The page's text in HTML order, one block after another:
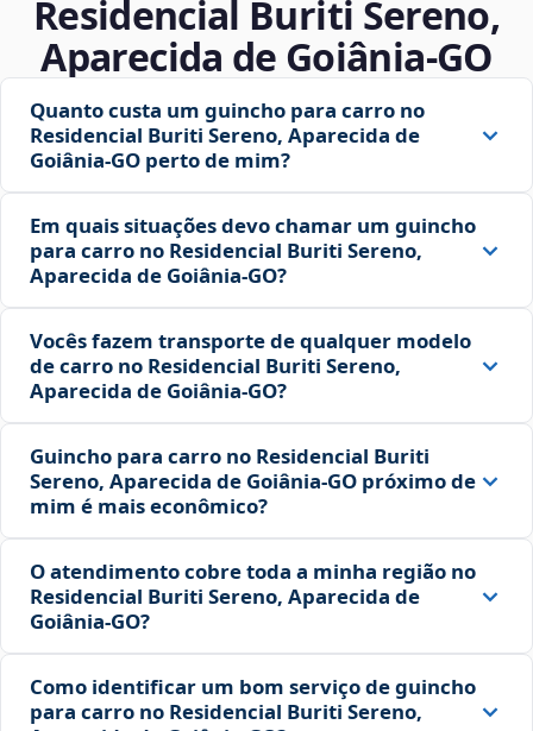
Residencial Buriti Sereno,
Aparecida de Goiânia‑GO
Quanto custa um guincho para carro no
Residencial Buriti Sereno, Aparecida de
Goiânia‑GO perto de mim?
Em quais situações devo chamar um guincho
para carro no Residencial Buriti Sereno,
Aparecida de Goiânia‑GO?
Vocês fazem transporte de qualquer modelo
de carro no Residencial Buriti Sereno,
Aparecida de Goiânia‑GO?
Guincho para carro no Residencial Buriti
Sereno, Aparecida de Goiânia‑GO próximo de
mim é mais econômico?
O atendimento cobre toda a minha região no
Residencial Buriti Sereno, Aparecida de
Goiânia‑GO?
Como identificar um bom serviço de guincho
para carro no Residencial Buriti Sereno,